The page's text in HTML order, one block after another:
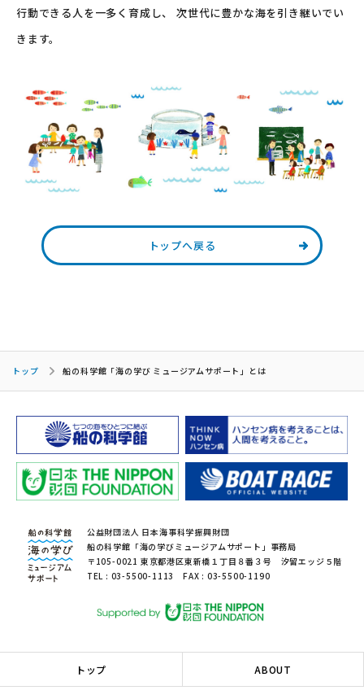
行動できる人を一多く育成し、
次世代に豊かな海を引き継いでい
きます。
トップへ戻る
トップ 船の科学館「海の学び ミュージアムサポート」とは
公益財団法人 日本海事科学振興財団
船の科学館「海の学びミュージアムサポート」事務局
〒105-0021 東京都港区東新橋１丁目８番３号 汐留エッジ５階
TEL : 03-5500-1113 FAX : 03-5500-1190
トップ ABOUT